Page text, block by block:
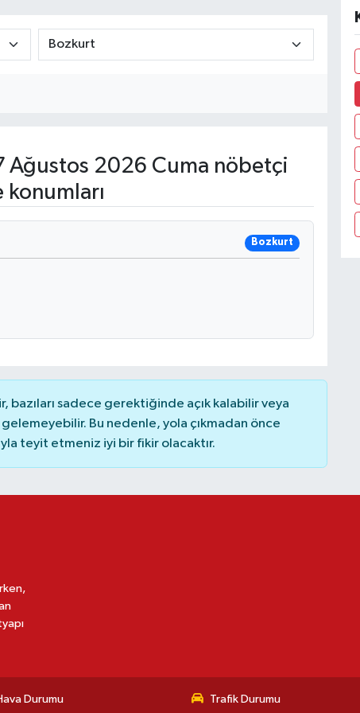
Ağustos 2026 Cuma nöbetçi
Bozkurt
bazıları sadece gerektiğinde açık kalabilir veya
Bu nedenle, yola çıkmadan önce
teyit etmeniz iyi bir fikir olacaktır.
Durumu Trafik Durumu